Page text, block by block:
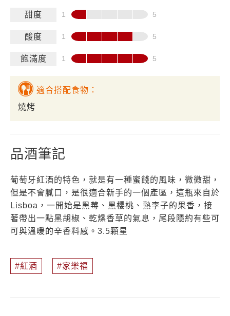
甜度
酸度
飽滿度
適合搭配食物：
燒烤
品酒筆記
葡萄牙紅酒的特色，就是有一種蜜餞的風味，微微甜，
但是不會膩口，是很適合新手的一個產區，這瓶來自於
Lisboa，一開始是黑莓、黑櫻桃、熟李子的果香，接
著帶出一點黑胡椒、乾燥香草的氣息，尾段隱約有些可
可與溫暖的辛香料感。3.5顆星
紅酒 家樂福